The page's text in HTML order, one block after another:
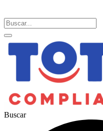
Buscar